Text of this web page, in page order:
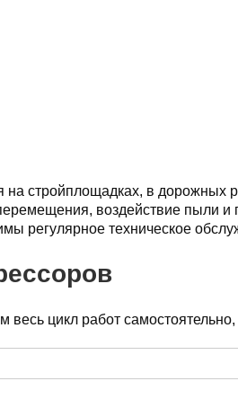
стройплощадках, в дорожных
воздействие пыли
регулярное техническое
цикл работ